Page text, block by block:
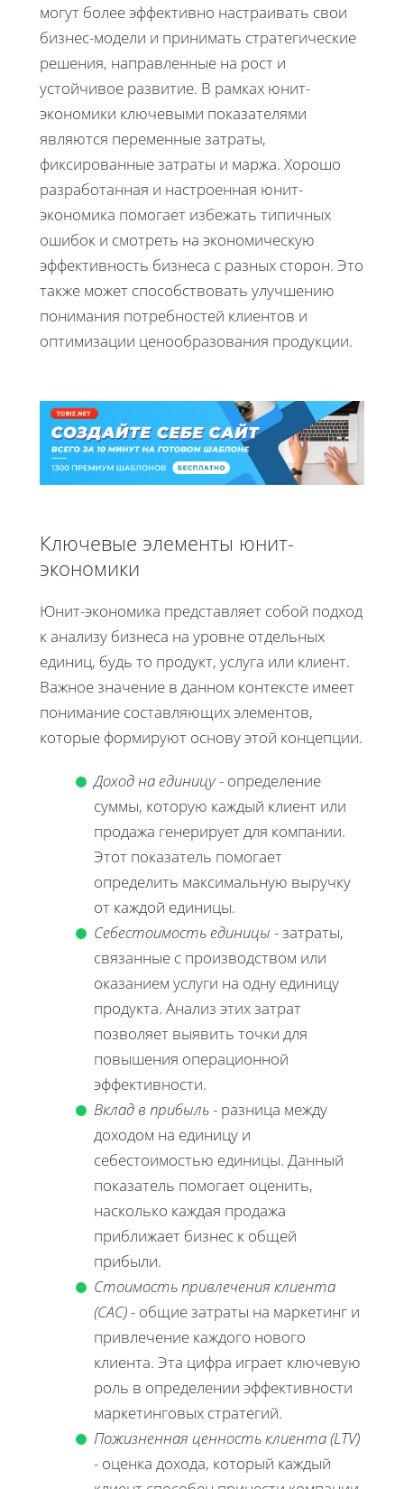
могут более эффективно настраивать свои
бизнес-модели и принимать стратегические
решения, направленные на рост и
устойчивое развитие. В рамках юнит-
экономики ключевыми показателями
являются переменные затраты,
фиксированные затраты и маржа. Хорошо
разработанная и настроенная юнит-
экономика помогает избежать типичных
ошибок и смотреть на экономическую
эффективность бизнеса с разных сторон. Это
также может способствовать улучшению
понимания потребностей клиентов и
оптимизации ценообразования продукции.
Ключевые элементы юнит-
экономики
Юнит-экономика представляет собой подход
к анализу бизнеса на уровне отдельных
единиц, будь то продукт, услуга или клиент.
Важное значение в данном контексте имеет
понимание составляющих элементов,
которые формируют основу этой концепции.
Доход на единицу- определение
суммы, которую каждый клиент или
продажа генерирует для компании.
Этот показатель помогает
определить максимальную выручку
от каждой единицы.
Себестоимость единицы - затраты,
связанные с производством или
оказанием услуги на одну единицу
продукта. Анализ этих затрат
позволяет выявить точки для
повышения операционной
эффективности.
Вклад в прибыль- разница между
доходом на единицу и
себестоимостью единицы. Данный
показатель помогает оценить,
насколько каждая продажа
приближает бизнес к общей
прибыли.
Стоимость привлечения клиента
(CAC)- общие затраты на маркетинг и
привлечение каждого нового
клиента. Эта цифра играет ключевую
роль в определении эффективности
маркетинговых стратегий.
Пожизненная ценность клиента (LTV)
- оценка дохода, который каждый